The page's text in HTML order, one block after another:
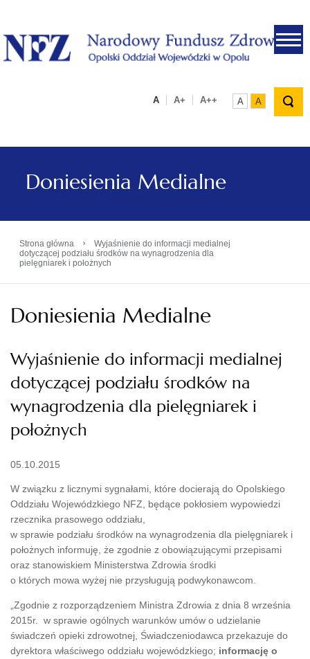
.
A A+ A++ A A
Doniesienia Medialne
Strona główna ›
Wyjaśnienie do informacji medialnej
dotyczącej podziału środków na wynagrodzenia dla
pielęgniarek i położnych
Doniesienia Medialne
Wyjaśnienie do informacji medialnej
dotyczącej podziału środków na
wynagrodzenia dla pielęgniarek i
położnych
05.10.2015
W związku z licznymi sygnałami, które docierają do Opolskiego
Oddziału Wojewódzkiego NFZ, będące pokłosiem wypowiedzi
rzecznika prasowego oddziału,
w sprawie podziału środków na wynagrodzenia dla pielęgniarek i
położnych informuję, że zgodnie z obowiązującymi przepisami
oraz stanowiskiem Ministerstwa Zdrowia środki
o których mowa wyżej nie przysługują podwykonawcom.
„Zgodnie z rozporządzeniem Ministra Zdrowia z dnia 8 września
2015r. w sprawie ogólnych warunków umów o udzielanie
świadczeń opieki zdrowotnej, Świadczeniodawca przekazuje do
dyrektora właściwego oddziału wojewódzkiego; informację o